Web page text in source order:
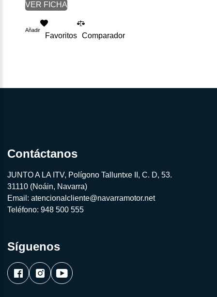
VER FICHA
Añadir
Favoritos Comparador
Contáctanos
JUNTO A LA ITV, Polígono Talluntxe II, C. D, 53.
31110 (Noáin, Navarra)
Email: atencionalcliente@navarramotor.net
Teléfono: 948 500 555
Síguenos